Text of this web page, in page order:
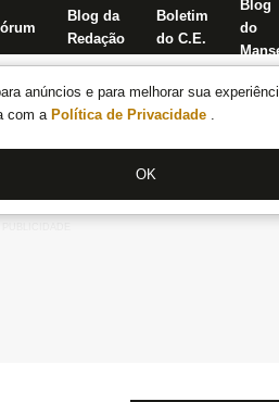
anúncios e para melhorar sua
com a Política de Privacidade .
OK
Blog da
Redação
Boletim
do C.E.
Blog
do